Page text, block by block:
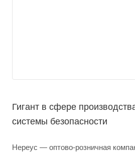
Гигант в сфере
системы безопасности
Нереус — оптово-розничная